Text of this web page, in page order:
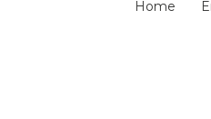
Home